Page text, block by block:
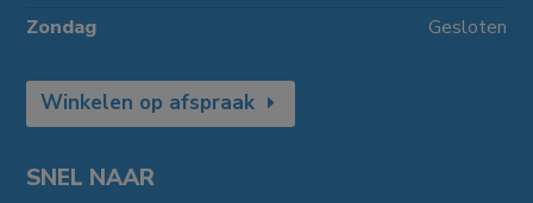
Zondag
Gesloten
Winkelen op afspraak
SNEL NAAR